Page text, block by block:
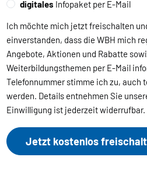
digitales Infopaket per E-Mail
Ich möchte mich jetzt freischalten
einverstanden, dass die WBH mich
Angebote, Aktionen und Rabatte
Weiterbildungsthemen per E-Mail
Telefonnummer stimme ich zu, auch
werden. Details entnehmen Sie
Einwilligung ist jederzeit widerrufbar.
Jetzt kostenlos